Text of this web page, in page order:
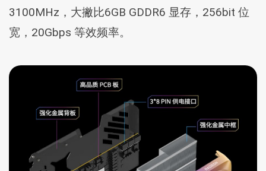
3100MHz，大撇比6GB GDDR6 显存，256bit 位
宽，20Gbps 等效频率。